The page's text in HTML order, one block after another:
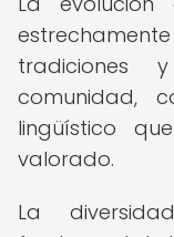
comunidad,
lingüístico
valorado.
La